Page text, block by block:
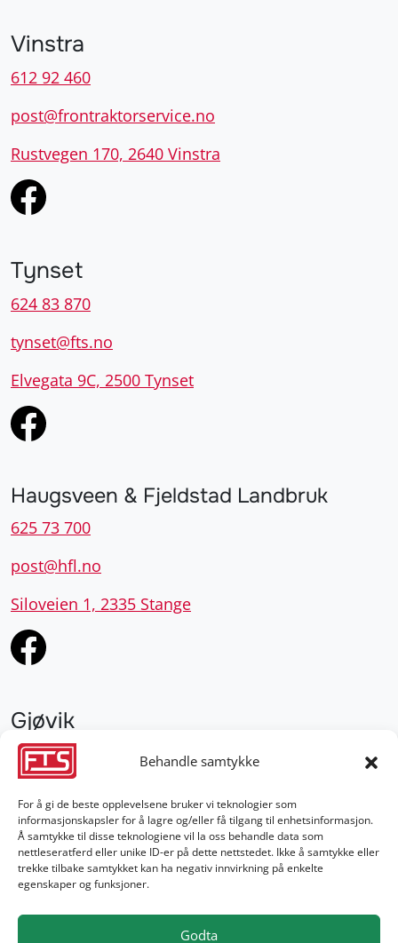
Behandle samtykke
For å gi de beste opplevelsene bruker vi teknologier som
informasjonskapsler for å lagre og/eller få tilgang til enhetsinformasjon.
Å samtykke til disse teknologiene vil la oss behandle data som
nettleseratferd eller unike ID-er på dette nettstedet. Ikke å samtykke eller
trekke tilbake samtykket kan ha negativ innvirkning på enkelte
egenskaper og funksjoner.
Godta
post@frontraktorservice.no
Rustvegen 170, 2640 Vinstra
Tynset
tynset@fts.no
Elvegata 9C, 2500 Tynset
Haugsveen & Fjeldstad Landbruk
post@hfl.no
Siloveien 1, 2335 Stange
Gjøvik
gjovik@fts.no
Damvegen 4, 2827 Hunndalen